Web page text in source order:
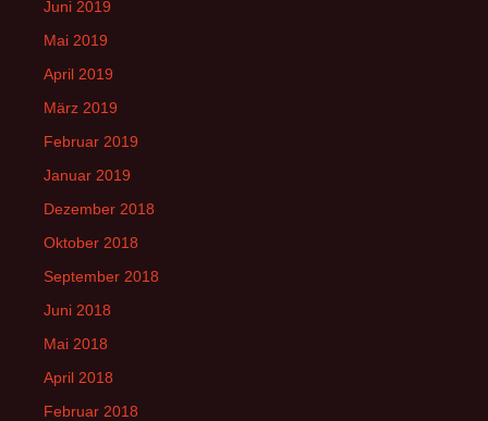
Juni 2019
Mai 2019
April 2019
März 2019
Februar 2019
Januar 2019
Dezember 2018
Oktober 2018
September 2018
Juni 2018
Mai 2018
April 2018
Februar 2018